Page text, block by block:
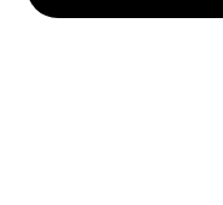
Bring mich hin